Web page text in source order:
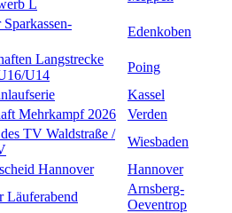
L
Edenkoben
Langstrecke
U14
Poing
Kassel
Mehrkampf 2026
Verden
TV Waldstraße /
Wiesbaden
Hannover
Hannover
Läuferabend
Arnsberg-
Oeventrop